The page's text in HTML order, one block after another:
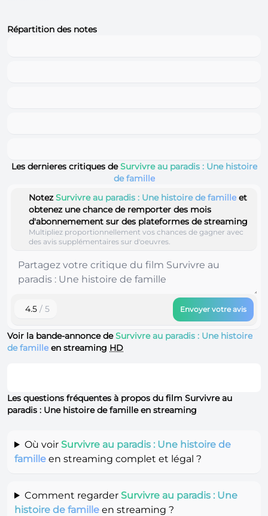
Répartition des notes
Les dernieres critiques deSurvivre au paradis : Une histoire
de famille
NotezSurvivre au paradis : Une histoire de famille et
obtenez une chance de remporter des mois
d'abonnemement sur des plateformes de streaming
Multipliez proportionnellement vos chances de gagner avec
des avis supplémentaires sur d'oeuvres.
4.5 / 5 Envoyer votre avis
Voir la bande-annonce deSurvivre au paradis : Une histoire
de famille en streaming HD
Les questions fréquentes à propos du film Survivre au
paradis : Une histoire de famille en streaming
Où voir Survivre au paradis : Une histoire de
famille en streaming complet et légal ?
Comment regarder Survivre au paradis : Une
histoire de famille en streaming ?